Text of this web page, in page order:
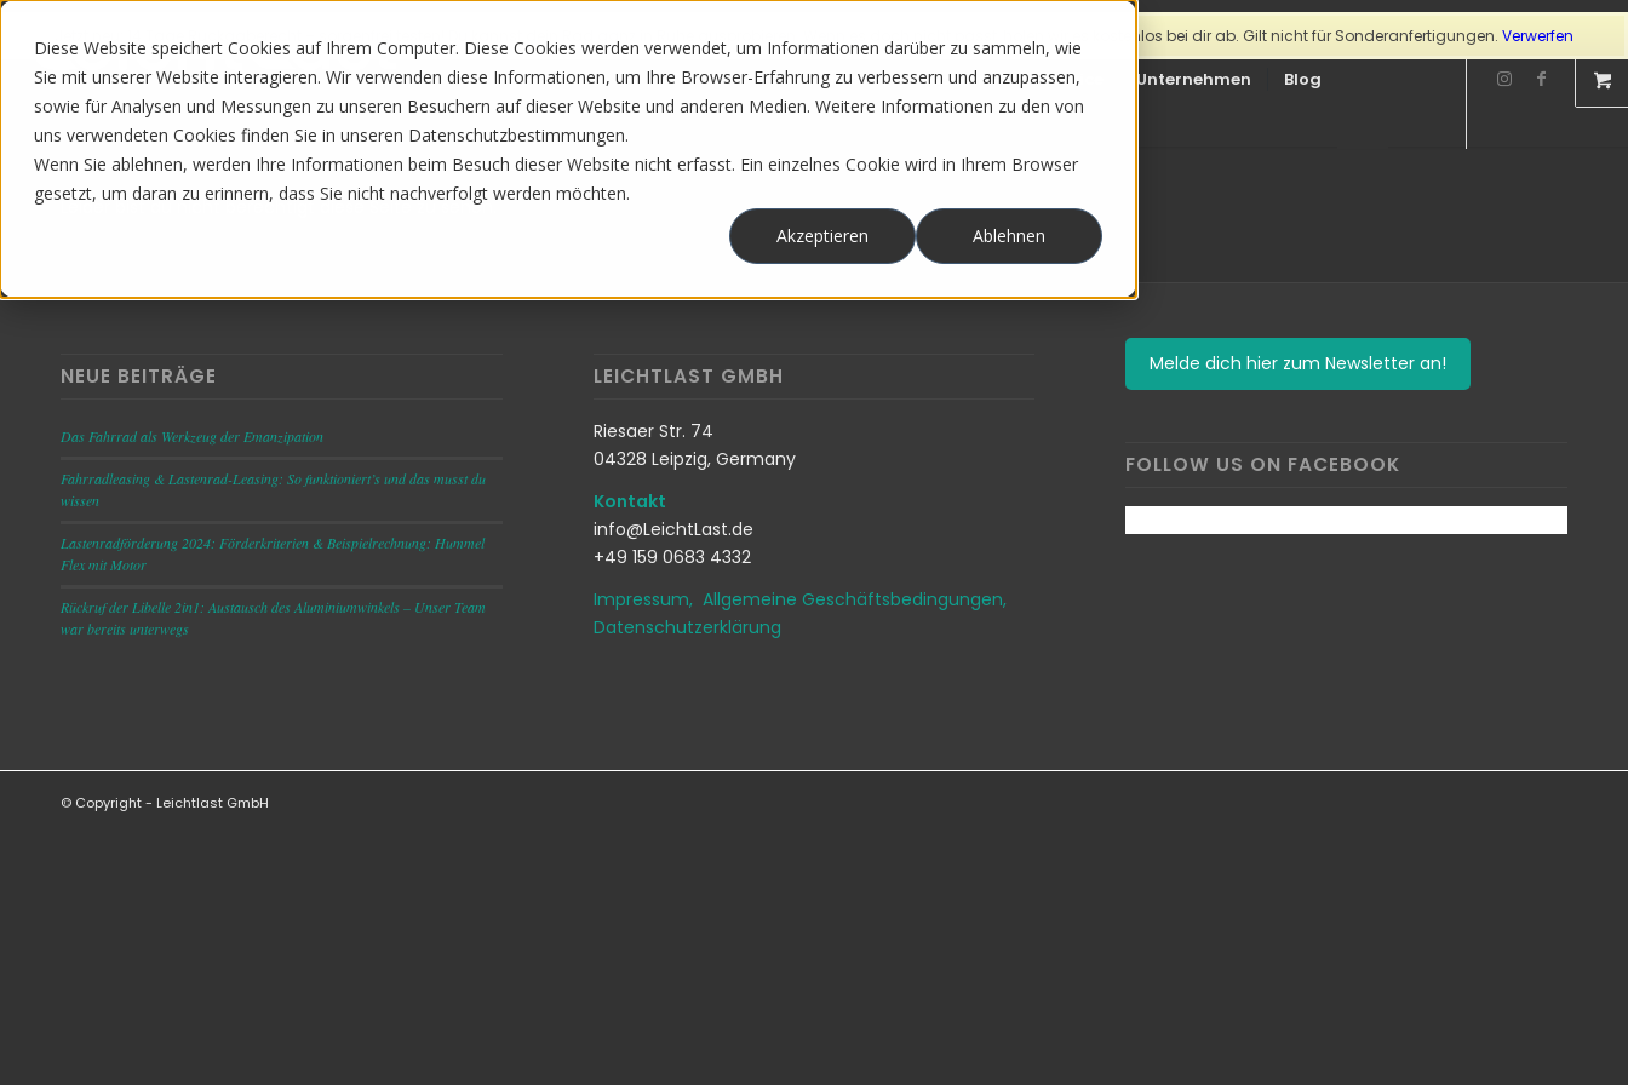
Diese Website speichert Cookies auf Ihrem Computer. Diese Cookies werden verwendet, um Informationen darüber zu sammeln, wie
Sie mit unserer Website interagieren. Wir verwenden diese Informationen, um Ihre Browser-Erfahrung zu verbessern und anzupassen,
sowie für Analysen und Messungen zu unseren Besuchern auf dieser Website und anderen Medien. Weitere Informationen zu den von
uns verwendeten Cookies finden Sie in unseren Datenschutzbestimmungen.
Wenn Sie ablehnen, werden Ihre Informationen beim Besuch dieser Website nicht erfasst. Ein einzelnes Cookie wird in Ihrem Browser
gesetzt, um daran zu erinnern, dass Sie nicht nachverfolgt werden möchten.
Akzeptieren
Ablehnen
Jetzt neu: 14 Tage Rückgaberecht – sorgenfrei testen! Du kannst dein Rad ganz in Ruhe ausprobieren. Wenn es doch nicht passt, holen wir es kostenlos bei dir ab. Gilt nicht für Sonderanfertigungen. Verwerfen
Startseite Lastenrad Service Unternehmen Blog
Leider bist du nicht berechtigt diese Seite zu sehen.
NEUE BEITRÄGE
Das Fahrrad als Werkzeug der Emanzipation
Fahrradleasing & Lastenrad-Leasing: So funktioniert’s und das musst du
wissen
Lastenradförderung 2024: Förderkriterien & Beispielrechnung: Hummel
Flex mit Motor
Rückruf der Libelle 2in1: Austausch des Aluminiumwinkels – Unser Team
war bereits unterwegs
LEICHTLAST GMBH
Riesaer Str. 74
04328 Leipzig, Germany
Kontakt
info@LeichtLast.de
+49 159 0683 4332
Impressum, Allgemeine Geschäftsbedingungen,
Datenschutzerklärung
Melde dich hier zum Newsletter an!
FOLLOW US ON FACEBOOK
© Copyright - Leichtlast GmbH